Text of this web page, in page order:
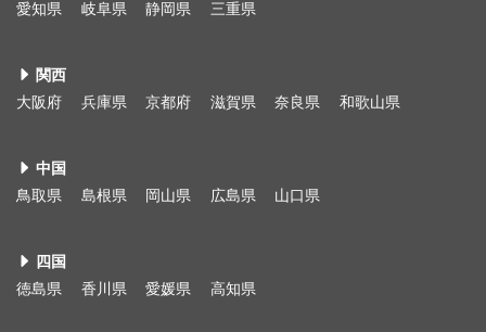
愛知県
岐阜県 静岡県 三重県
関西
大阪府
兵庫県 京都府 滋賀県 奈良県 和歌山県
中国
鳥取県
島根県 岡山県 広島県 山口県
四国
徳島県
香川県 愛媛県 高知県